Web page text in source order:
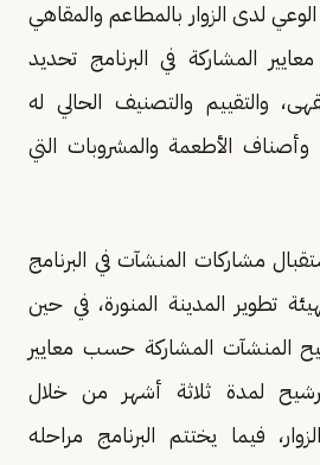
لدى الزوار بالمطاعم والمقاهي
المشاركة في البرنامج تحديد
والتقييم والتصنيف الحالي له
الأطعمة والمشروبات التي
مشاركات المنشآت في البرنامج
تطوير المدينة المنورة، في حين
المنشآت المشاركة حسب معايير
لمدة ثلاثة أشهر من خلال
فيما يختتم البرنامج مراحله